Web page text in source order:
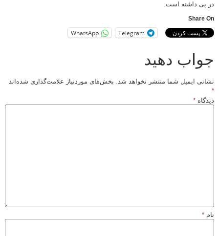
در پی داشته است.
Share On
Telegram
WhatsApp
جواب دهید
نشانی ایمیل شما منتشر نخواهد شد. بخش‌های موردنیاز علامت‌گذاری شده‌اند
دیدگاه*
نام*